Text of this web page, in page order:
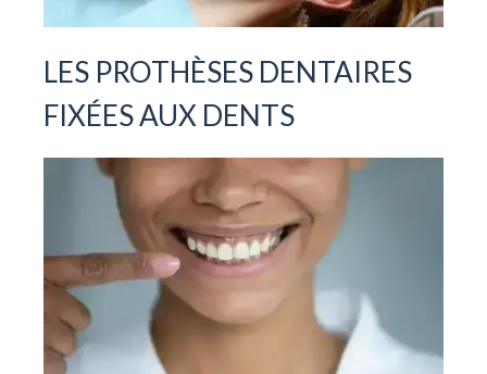
LES PROTHÈSES DENTAIRES
FIXÉES AUX DENTS